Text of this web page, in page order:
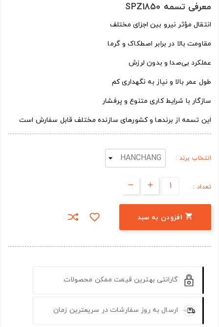
معرفی تسمه SPZ1850
انتقال مؤثر نیرو بین اجزای مختلف
مقاومت بالا در برابر اصطکاک و گرما
عملکرد بی‌صدا و بدون لرزش
طول عمر بالا و نیاز به نگهداری کم
سازگار با شرایط کاری متنوع و پرفشار
این تسمه از برندها و کشورهای سازنده مختلف قابل سفارش است
انتخاب برند :
تعداد :
 افزودن به سبد
گارانتی بهترین قیمت ممکن محصولات
ارسال به روز سفارشات در سریعترین زمان